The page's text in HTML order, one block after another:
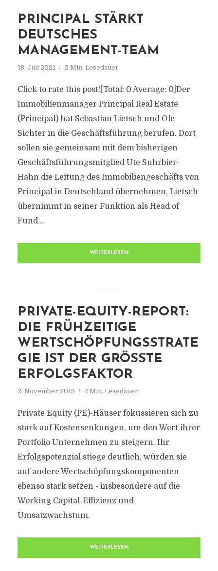
PRINCIPAL STÄRKT
DEUTSCHES
MANAGEMENT-TEAM
18. Juli 2021 2 Min. Lesedauer
Click to rate this post![Total: 0 Average: 0]Der
Immobilienmanager Principal Real Estate
(Principal) hat Sebastian Lietsch und Ole
Sichter in die Geschäftsführung berufen. Dort
sollen sie gemeinsam mit dem bisherigen
Geschäftsführungsmitglied Ute Suhrbier-
Hahn die Leitung des Immobiliengeschäfts von
Principal in Deutschland übernehmen. Lietsch
übernimmt in seiner Funktion als Head of
Fund...
WEITERLESEN
PRIVATE-EQUITY-REPORT:
DIE FRÜHZEITIGE
WERTSCHÖPFUNGSSTRATE
GIE IST DER GRÖSSTE E
RFOLGSFAKTOR
2. November 2019 2 Min. Lesedauer
Private Equity (PE)-Häuser fokussieren sich zu
stark auf Kostensenkungen, um den Wert ihrer
Portfolio Unternehmen zu steigern. Ihr
Erfolgspotenzial stiege deutlich, würden sie
auf andere Wertschöpfungskomponenten
ebenso stark setzen - insbesondere auf die
Working Capital-Effizienz und
Umsatzwachstum.
WEITERLESEN